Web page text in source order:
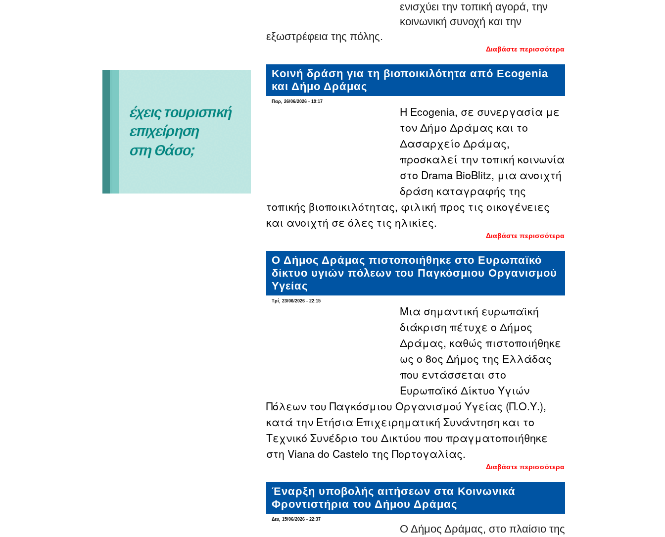
ενισχύει την τοπική αγορά, την
κοινωνική συνοχή και την
εξωστρέφεια της πόλης.
Διαβάστε περισσότερα
Δράμα την
συμμετοχής
Κοινή δράση για τη βιοποικιλότητα από Ecogenia
και Δήμο Δράμας
Παρ, 26/06/2026 - 19:17
Η Ecogenia, σε συνεργασία με
τον Δήμο Δράμας και το
Δασαρχείο Δράμας,
προσκαλεί την τοπική κοινωνία
στο Drama BioBlitz, μια ανοιχτή
δράση καταγραφής της
τοπικής βιοποικιλότητας, φιλική προς τις οικογένειες
και ανοιχτή σε όλες τις ηλικίες.
Διαβάστε περισσότερα
βιοποικιλότητα
Ο Δήμος Δράμας πιστοποιήθηκε στο Ευρωπαϊκό
δίκτυο υγιών πόλεων του Παγκόσμιου Οργανισμού
Υγείας
Τρί, 23/06/2026 - 22:15
Μια σημαντική ευρωπαϊκή
διάκριση πέτυχε ο Δήμος
Δράμας, καθώς πιστοποιήθηκε
ως ο 8ος Δήμος της Ελλάδας
που εντάσσεται στο
Ευρωπαϊκό Δίκτυο Υγιών
Πόλεων του Παγκόσμιου Οργανισμού Υγείας (Π.Ο.Υ.),
κατά την Ετήσια Επιχειρηματική Συνάντηση και το
Τεχνικό Συνέδριο του Δικτύου που πραγματοποιήθηκε
στη Viana do Castelo της Πορτογαλίας.
Διαβάστε περισσότερα
πιστοποιήθηκε
πόλεων του
Έναρξη υποβολής αιτήσεων στα Κοινωνικά
Φροντιστήρια του Δήμου Δράμας
Δευ, 15/06/2026 - 22:37
Ο Δήμος Δράμας, στο πλαίσιο της